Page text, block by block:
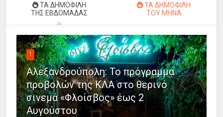
ΤΑ ΔΗΜΟΦΙΛΗ
ΤΗΣ ΕΒΔΟΜΑΔΑΣ
ΤΑ ΔΗΜΟΦΙΛΗ
ΤΟΥ ΜΗΝΑ
1
Αλεξανδρούπολη: Το πρόγραμμα
προβολών της ΚΛΑ στο θερινό
σινεμά «Φλοίσβος» έως 2
Αυγούστου